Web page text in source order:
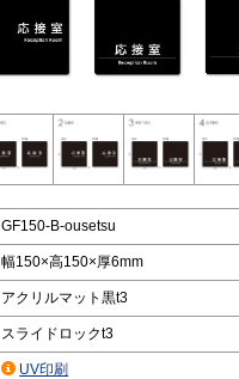
GF150-B-ousetsu
幅150×高150×厚6mm
アクリルマット黒t3
スライドロックt3
UV印刷